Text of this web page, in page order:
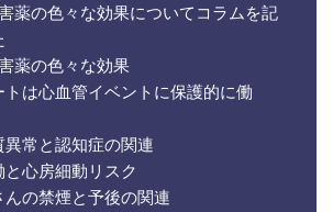
薬の色々な効果についてコラムを記
薬の色々な効果
トは心血管イベントに保護的に働
異常と認知症の関連
心房細動リスク
んの禁煙と予後の関連